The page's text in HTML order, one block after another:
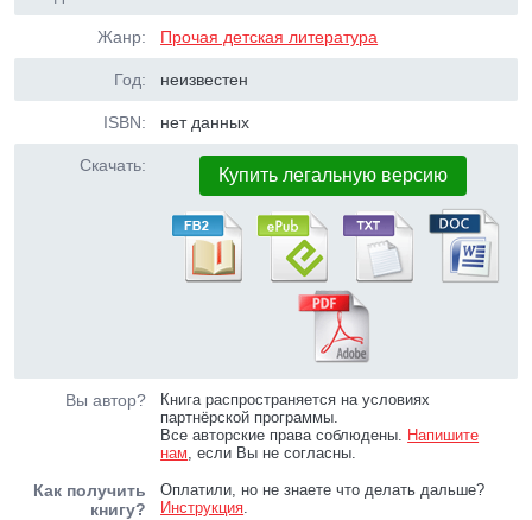
Жанр: Прочая детская литература
Год: неизвестен
ISBN: нет данных
Скачать: Купить легальную версию
Вы автор?
Книга распространяется на условиях
партнёрской программы.
Все авторские права соблюдены. Напишите
нам, если Вы не согласны.
Как получить
книгу?
Оплатили, но не знаете что делать дальше?
Инструкция.